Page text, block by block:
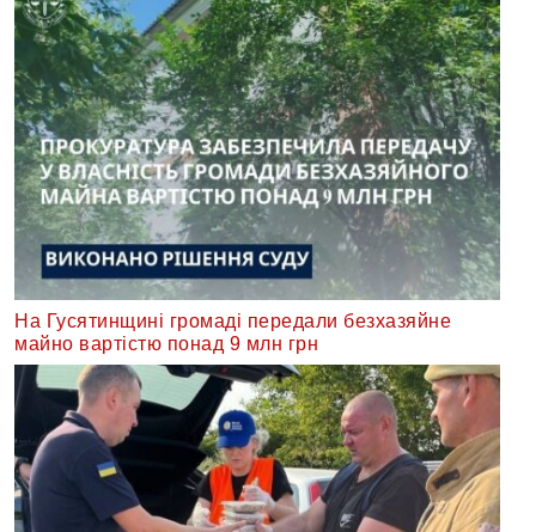
На Гусятинщині громаді передали безхазяйне
майно вартістю понад 9 млн грн